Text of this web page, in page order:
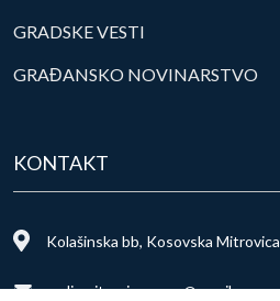
GRADSKE VESTI
GRAĐANSKO NOVINARSTVO
KONTAKT
Kolašinska bb, Kosovska Mitrovica
radiomitrovicasever@gmail.com